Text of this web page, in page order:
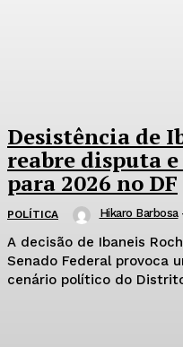
Desistência de
reabre disputa
para 2026 no DF
POLÍTICA Hikaro Barbosa
A decisão de Ibaneis
Senado Federal provoca
cenário político do